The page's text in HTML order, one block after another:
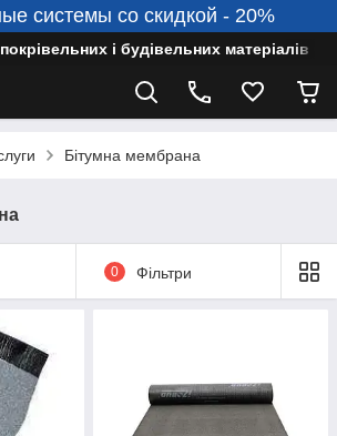
системы со скидкой - 20%
і будівельних матеріалів
Бітумна мембрана
0 Фільтри